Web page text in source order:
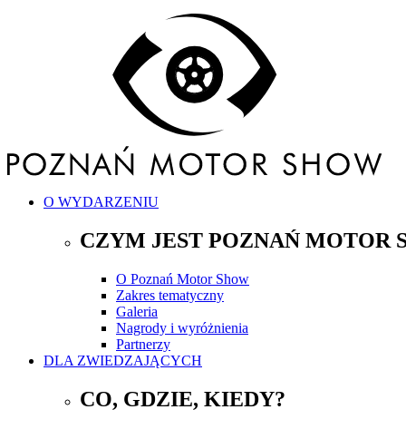
O WYDARZENIU
CZYM JEST POZNAŃ MOTOR
O Poznań Motor Show
Zakres tematyczny
Galeria
Nagrody i wyróżnienia
Partnerzy
DLA ZWIEDZAJĄCYCH
CO, GDZIE, KIEDY?